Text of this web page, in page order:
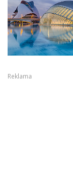
Reklama